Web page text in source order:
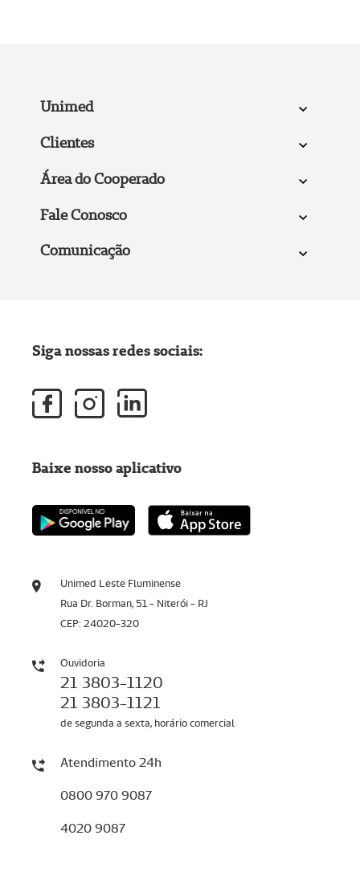
Unimed
Clientes
Área do Cooperado
Fale Conosco
Comunicação
Unimed Leste Fluminense
Rua Dr. Borman, 51 - Niterói - RJ
CEP: 24020-320
Ouvidoria
21 3803-1120
21 3803-1121
de segunda a sexta, horário comercial
Atendimento 24h
0800 970 9087
4020 9087
Siga nossas redes sociais:
Baixe nosso aplicativo